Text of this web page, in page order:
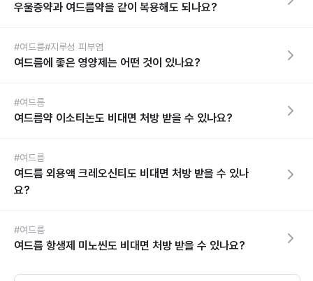
우울증약과 여드름약을 같이 복용해도 되나요?
#여드름#지루성 피부염
여드름에 좋은 영양제는 어떤 것이 있나요?
#여드름
여드름약 이소티논도 비대면 처방 받을 수 있나요?
#여드름
여드름 외용액 크레오신티도 비대면 처방 받을 수 있나
요?
#여드름
여드름 항생제 미노씬도 비대면 처방 받을 수 있나요?